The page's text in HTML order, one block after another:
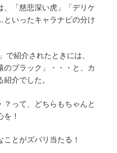
、「慈悲深い虎」「デリケ
いったキャラナビの分け
で紹介されたときには、
のブラック」・・・と、カ
介でした。
？って、どちらもちゃんと
を！
とがズバリ当たる！